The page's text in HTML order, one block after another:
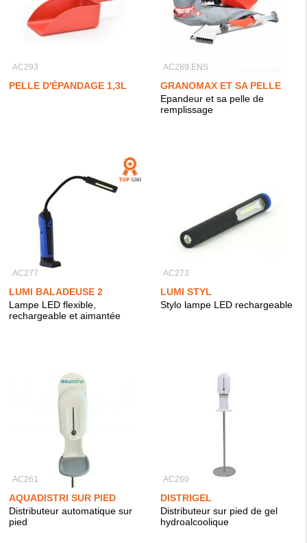
AC293
PELLE D'ÉPANDAGE 1,3L
AC289.ENS
GRANOMAX ET SA PELLE
Epandeur et sa pelle de
remplissage
AC277
LUMI BALADEUSE 2
Lampe LED flexible,
rechargeable et aimantée
AC273
LUMI STYL
Stylo lampe LED rechargeable
AC261
AQUADISTRI SUR PIED
Distributeur automatique sur
pied
AC260
DISTRIGEL
Distributeur sur pied de gel
hydroalcoolique